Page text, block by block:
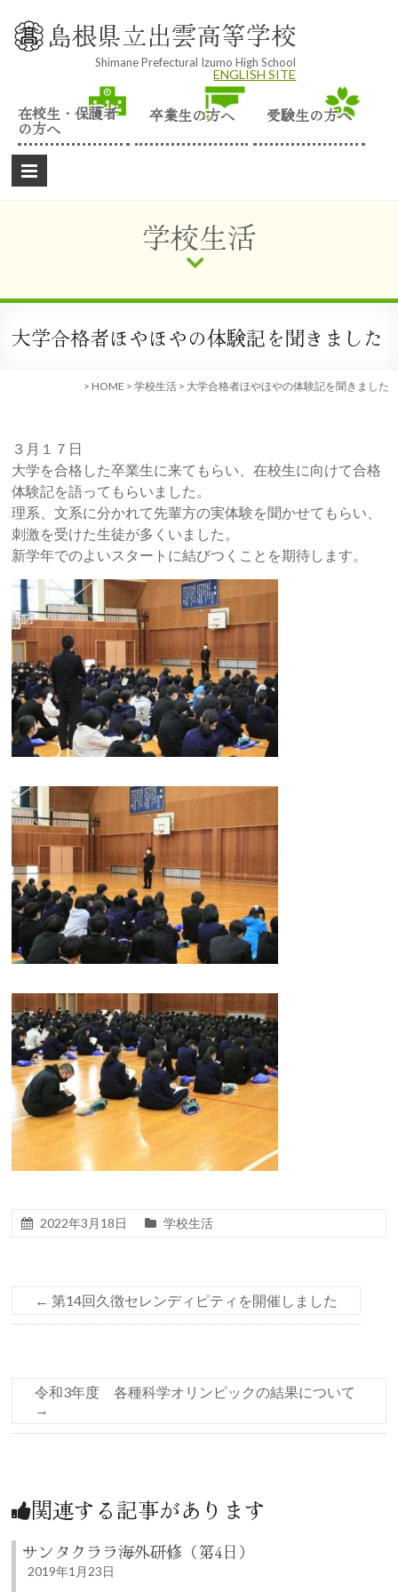
content 島根県立出雲高等学校
Shimane Prefectural Izumo High School
ENGLISH SITE
在校生・保護者
の方へ
卒業生の方へ 受験生の方へ
学校生活
大学合格者ほやほやの体験記を聞きました
> HOME > 学校生活 > 大学合格者ほやほやの体験記を聞きました
３月１７日
大学を合格した卒業生に来てもらい、在校生に向けて合格
体験記を語ってもらいました。
理系、文系に分かれて先輩方の実体験を聞かせてもらい、
刺激を受けた生徒が多くいました。
新学年でのよいスタートに結びつくことを期待します。
2022年3月18日 学校生活
← 第14回久徴セレンディピティを開催しました
令和3年度 各種科学オリンピックの結果について
→
関連する記事があります
サンタクララ海外研修（第4日）
2019年1月23日